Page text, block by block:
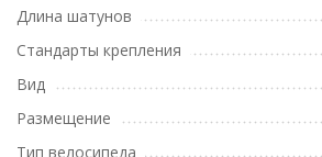
Длина шатунов
Стандарты крепления
Вид
Размещение
Тип велосипеда